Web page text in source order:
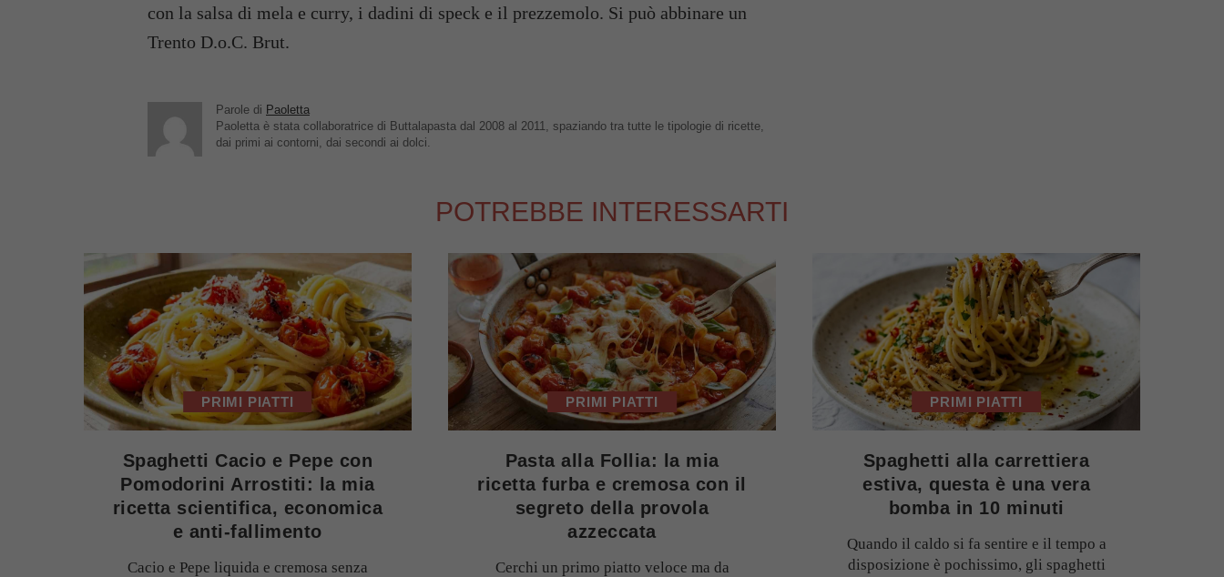
con la salsa di mela e curry, i dadini di speck e il prezzemolo. Si può abbinare un
Trento D.o.C. Brut.
Parole di Paoletta
Paoletta è stata collaboratrice di Buttalapasta dal 2008 al 2011, spaziando tra tutte le tipologie di ricette,
dai primi ai contorni, dai secondi ai dolci.
POTREBBE INTERESSARTI
PRIMI PIATTI
Spaghetti Cacio e Pepe con
Pomodorini Arrostiti: la mia
ricetta scientifica, economica
e anti-fallimento
Cacio e Pepe liquida e cremosa senza
PRIMI PIATTI
Pasta alla Follia: la mia
ricetta furba e cremosa con il
segreto della provola
azzeccata
Cerchi un primo piatto veloce ma da
PRIMI PIATTI
Spaghetti alla carrettiera
estiva, questa è una vera
bomba in 10 minuti
Quando il caldo si fa sentire e il tempo a
disposizione è pochissimo, gli spaghetti